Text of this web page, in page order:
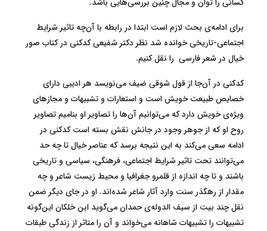
کسانی را توان و مجال چنین بررسی‌هایی باشد.
برای ادامه‌ی بحث لازم است ابتدا در رابطه با آن‌چه تاثیر شرایط
اجتماعی-تاریخی خوانده شد نظر دکتر شفیعی کدکنی در کتاب صور
خیال در شعر فارسی را نقل کنیم.
کدکنی در آن‌جا از قول شوقی ضیف می‌نویسد هر ادیبی دارای
خصایص طبیعت خویش است و استعارات و تشبیهات و مجازهای
ویژه‌ی خویش دارد که می‌توانیم آن‌ها را تصاویر او بنامیم تصاویر
روح او که از جوهر وجود در جانش نقش بسته است کدکنی در
ادامه سعی می‌کند به این نتیجه برسد که عناصر خیال تا چه حد
می‌توانند تحت تاثیر شرایط اجتماعی، فرهنگی، سیاسی و تاریخی
باشند و تا چه اندازه از قلمرو جغرافیا و محیط زیست شاعر و چه
مقدار از رهگذر سنت وارد آثار شاعر شده‌اند. او در جای دیگر ضمن
نقل چند بیت از سیف الدوله‌ی حمدان می‌گوید ابن خلکان این‌گونه
تشبیهات را تشبیهات شاهانه می‌خواند و آن را متاثر از زندگی طبقات